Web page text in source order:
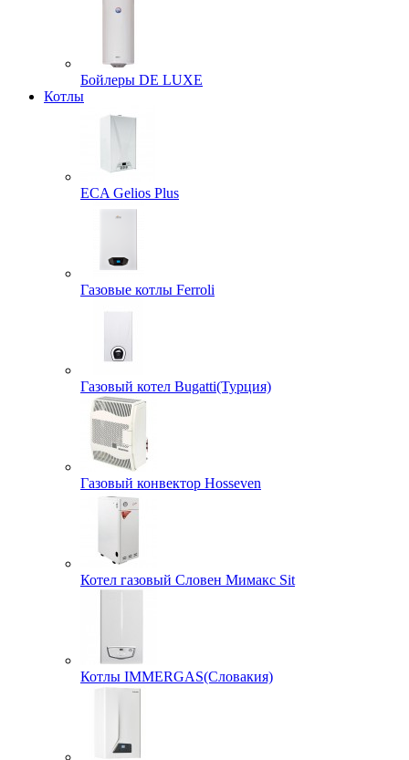
Бойлеры DE LUXE
Котлы
ECA Gelios Plus
Газовые котлы Ferroli
Газовый котел Bugatti(Турция)
Газовый конвектор Hosseven
Котел газовый Словен Мимакс Sit
Котлы IMMERGAS(Словакия)